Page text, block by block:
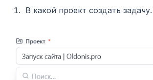
В какой проект создать задачу.